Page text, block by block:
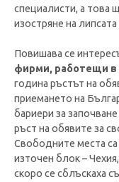
специалисти, а
изостряне на
Повишава се
фирми, работещи в
година ръстът на
приемането на
бариери за
ръст на обявите за
Свободните места
източен блок –
скоро се сблъскаха